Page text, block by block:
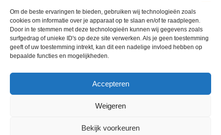
Om de beste ervaringen te bieden, gebruiken wij technologieën zoals
cookies om informatie over je apparaat op te slaan en/of te raadplegen.
Door in te stemmen met deze technologieën kunnen wij gegevens zoals
surfgedrag of unieke ID's op deze site verwerken. Als je geen toestemming
geeft of uw toestemming intrekt, kan dit een nadelige invloed hebben op
bepaalde functies en mogelijkheden.
Accepteren
Weigeren
Bekijk voorkeuren